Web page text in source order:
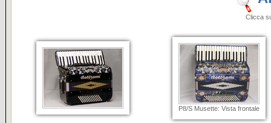
Clicca sulle
P8/S Musette: Vista frontale